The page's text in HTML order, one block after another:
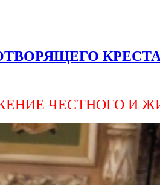
ЧЕСТНОГО И